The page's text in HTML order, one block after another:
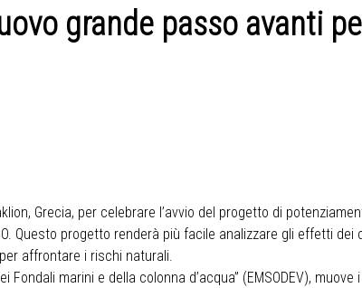
grande passo avanti
Grecia, per celebrare l’avvio del progetto di
Questo progetto renderà più facile analizzare gli effetti dei
affrontare i rischi naturali.
Fondali marini e della colonna d’acqua” (EMSODEV),